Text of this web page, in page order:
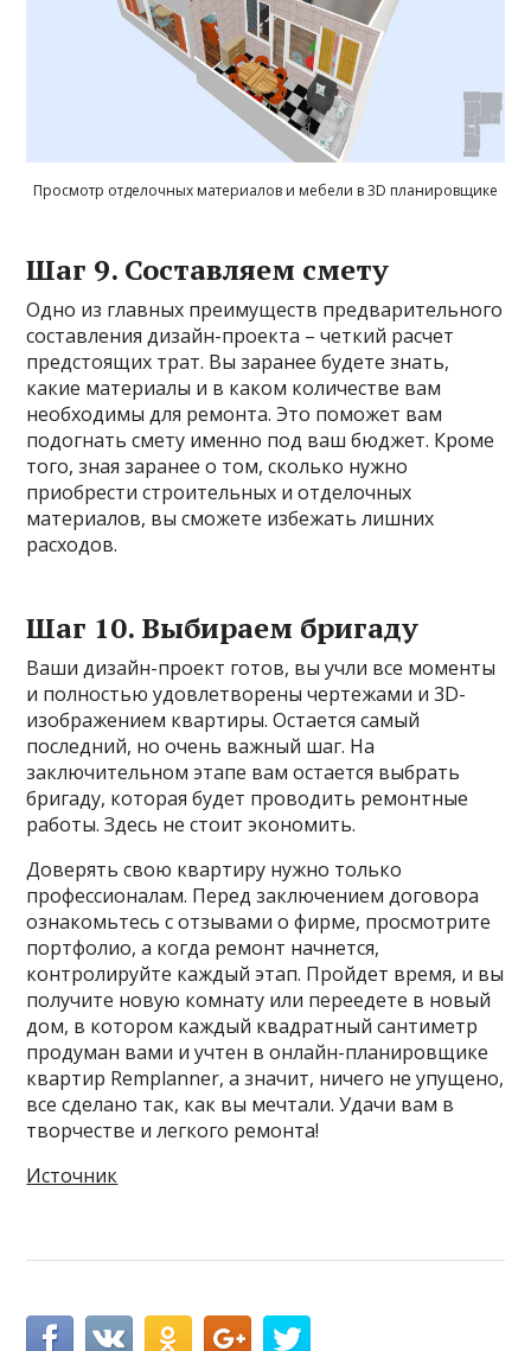
Просмотр отделочных материалов и мебели в 3D планировщике
Шаг 9. Составляем смету
Одно из главных преимуществ предварительного
составления дизайн-проекта – четкий расчет
предстоящих трат. Вы заранее будете знать,
какие материалы и в каком количестве вам
необходимы для ремонта. Это поможет вам
подогнать смету именно под ваш бюджет. Кроме
того, зная заранее о том, сколько нужно
приобрести строительных и отделочных
материалов, вы сможете избежать лишних
расходов.
Шаг 10. Выбираем бригаду
Ваши дизайн-проект готов, вы учли все моменты
и полностью удовлетворены чертежами и 3D-
изображением квартиры. Остается самый
последний, но очень важный шаг. На
заключительном этапе вам остается выбрать
бригаду, которая будет проводить ремонтные
работы. Здесь не стоит экономить.
Доверять свою квартиру нужно только
профессионалам. Перед заключением договора
ознакомьтесь с отзывами о фирме, просмотрите
портфолио, а когда ремонт начнется,
контролируйте каждый этап. Пройдет время, и вы
получите новую комнату или переедете в новый
дом, в котором каждый квадратный сантиметр
продуман вами и учтен в онлайн-планировщике
квартир Remplanner, а значит, ничего не упущено,
все сделано так, как вы мечтали. Удачи вам в
творчестве и легкого ремонта!
Источник